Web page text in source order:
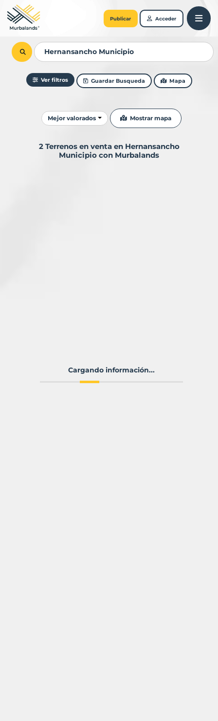
Publicar Acceder
Ver filtros Guardar Busqueda Mapa
Ordenar resultados
Mejor valorados Mostrar mapa
2 Terrenos en venta en Hernansancho
Municipio con Murbalands
Cargando información...